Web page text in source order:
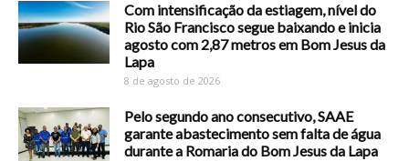
Com intensificação da estiagem, nível do
Rio São Francisco segue baixando e inicia
agosto com 2,87 metros em Bom Jesus da
Lapa
8 de agosto de 2026
Pelo segundo ano consecutivo, SAAE
garante abastecimento sem falta de água
durante a Romaria do Bom Jesus da Lapa